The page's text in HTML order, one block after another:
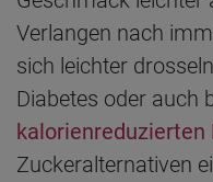
Verlangen nach
sich leichter
Diabetes oder auch
kalorienreduzierten
Zuckeralternativen